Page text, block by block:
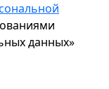
данных»